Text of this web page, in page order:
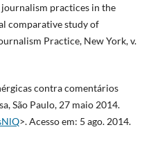
practices in the
comparative study of
Practice, New York, v.
contra comentários
São Paulo, 27 maio 2014.
>. Acesso em: 5 ago. 2014.